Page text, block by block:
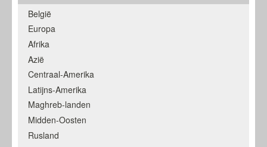
België
Europa
Afrika
Azië
Centraal-Amerika
Latijns-Amerika
Maghreb-landen
Midden-Oosten
Rusland